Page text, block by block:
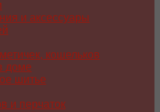
и аксессуары
кошельков
доме
шитье
и перчаток